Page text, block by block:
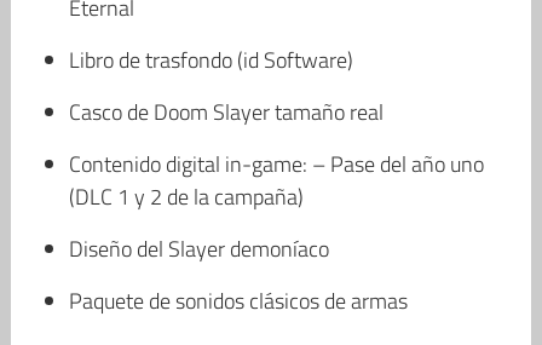
Eternal
Libro de trasfondo (id Software)
Casco de Doom Slayer tamaño real
Contenido digital in-game: – Pase del año uno
(DLC 1 y 2 de la campaña)
Diseño del Slayer demoníaco
Paquete de sonidos clásicos de armas